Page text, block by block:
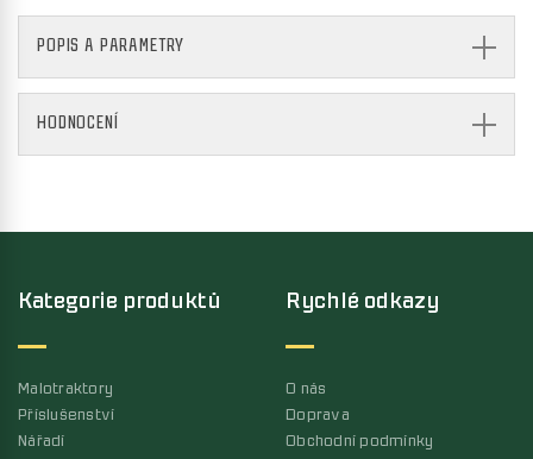
POPIS A PARAMETRY
HODNOCENÍ
Kategorie produktů
Malotraktory
Příslušenství
Nářadí
Rychlé odkazy
O nás
Doprava
Obchodní podmínky